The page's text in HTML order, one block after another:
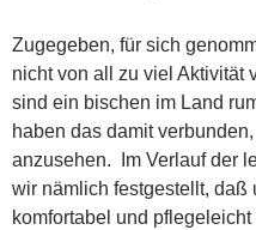
Zugegeben, für sich
nicht von all zu viel Aktivität
sind ein bischen im Land
haben das damit
anzusehen. Im Verlauf der
wir nämlich festgestellt, daß
komfortabel und